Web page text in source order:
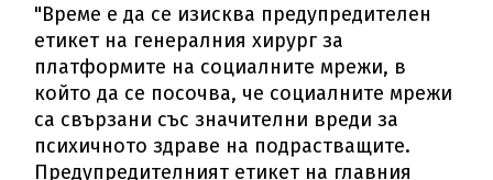
"Време е да се изисква предупредителен
етикет на генералния хирург за
платформите на социалните мрежи, в
който да се посочва, че социалните мрежи
са свързани със значителни вреди за
психичното здраве на подрастващите.
Предупредителният етикет на главния